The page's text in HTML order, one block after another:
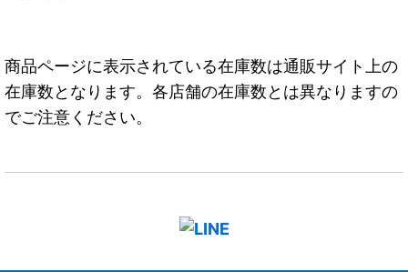
商品ページに表示されている在庫数は通販サイト上の
在庫数となります。各店舗の在庫数とは異なりますの
でご注意ください。